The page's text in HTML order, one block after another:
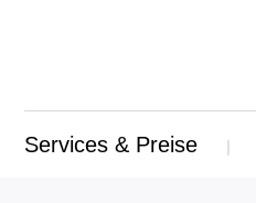
Services & Preise